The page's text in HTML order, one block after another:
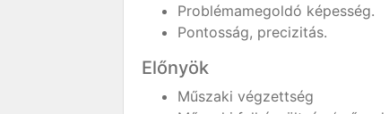
Problémamegoldó képesség.
Pontosság, precizitás.
Előnyök
Műszaki végzettség